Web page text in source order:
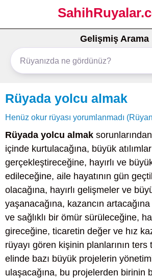
Gelişmiş Arama
Rüyada yolcu almak
Henüz okur rüyası yorumlanmadı
Rüyada yolcu almak
içinde kurtulacağına, büyük atılımlar
gerçekleştireceğine, hayırlı ve
edileceğine, aile hayatının gün
olacağına, hayırlı gelişmeler ve
yaşanacağına, kazancın
ve sağlıklı bir ömür sürüleceğine,
gireceğine, ticaretin değer ve hız
rüyayı gören kişinin planlarının ters
elinde bazı büyük projelerin
ulaşacağına, bu projelerden birinin